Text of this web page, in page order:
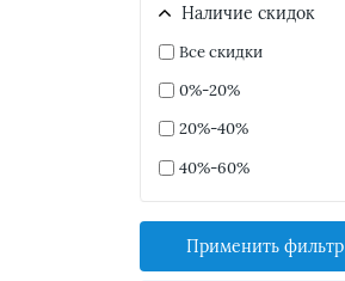
Наличие скидок
Все скидки
0%-20%
20%-40%
40%-60%
Применить фильтр